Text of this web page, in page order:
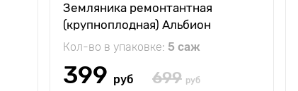
Земляника ремонтантная
(крупноплодная) Альбион
Кол-во в упаковке: 5 саж
399 руб 699 руб